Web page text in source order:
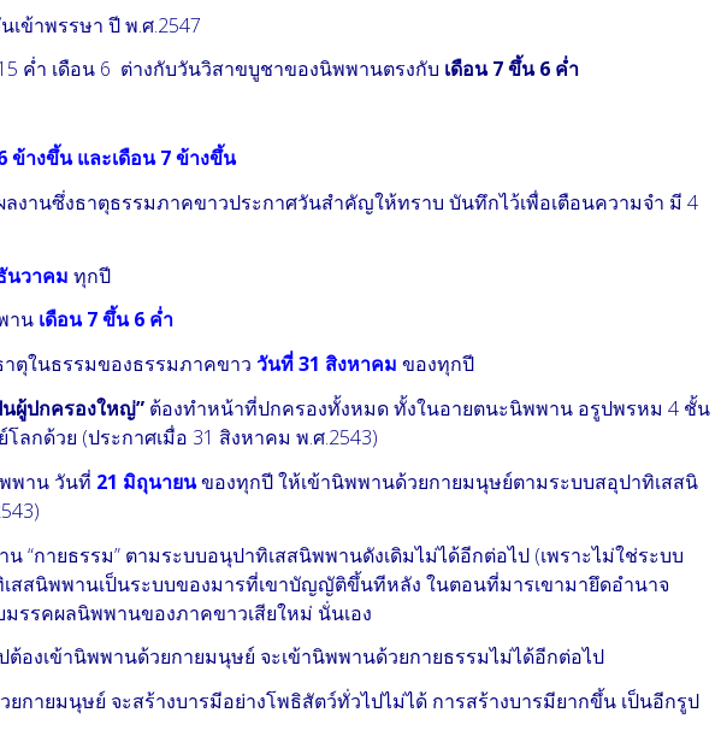
าพรรษา ปี พ.ศ.2547
ำ เดือน 6 ต่างกับวันวิสาขบูชาของนิพพานตรงกับ เดือน 7 ขึ้น 6 ค่ำ
ข้างขึ้น และเดือน 7 ข้างขึ้น
านซึ่งธาตุธรรมภาคขาวประกาศวันสำคัญให้ทราบ บันทึกไว้เพื่อเตือนความจำ มี 4
นวาคม ทุกปี
าน เดือน 7 ขึ้น 6 ค่ำ
ในธรรมของธรรมภาคขาว วันที่ 31 สิงหาคม ของทุกปี
ผู้ปกครองใหญ่” ต้องทำหน้าที่ปกครองทั้งหมด ทั้งในอายตนะนิพพาน อรูปพรหม 4 ชั้น
กด้วย (ประกาศเมื่อ 31 สิงหาคม พ.ศ.2543)
พาน วันที่ 21 มิถุนายนของทุกปี ให้เข้านิพพานด้วยกายมนุษย์ตามระบบสอุปาทิเสสนิ
ายธรรม” ตามระบบอนุปาทิเสสนิพพานดังเดิมไม่ได้อีกต่อไป (เพราะไม่ใช่ระบบ
สสนิพพานเป็นระบบของมารที่เขาบัญญัติขึ้นทีหลัง ในตอนที่มารเขามายึดอำนาจ
มรรคผลนิพพานของภาคขาวเสียใหม่ นั่นเอง
งเข้านิพพานด้วยกายมนุษย์ จะเข้านิพพานด้วยกายธรรมไม่ได้อีกต่อไป
ายมนุษย์ จะสร้างบารมีอย่างโพธิสัตว์ทั่วไปไม่ได้ การสร้างบารมียากขึ้น เป็นอีกรูป